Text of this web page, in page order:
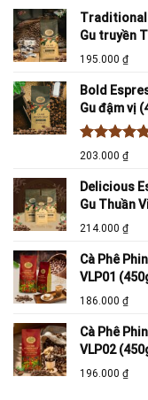
Traditional
Gu truyền
195.000 ₫
Bold
Gu đậm vị
Được xếp
5 sao
203.000 ₫
Delicious
Gu Thuần
214.000 ₫
Cà Phê
VLP01
186.000 ₫
Cà Phê
VLP02
196.000 ₫